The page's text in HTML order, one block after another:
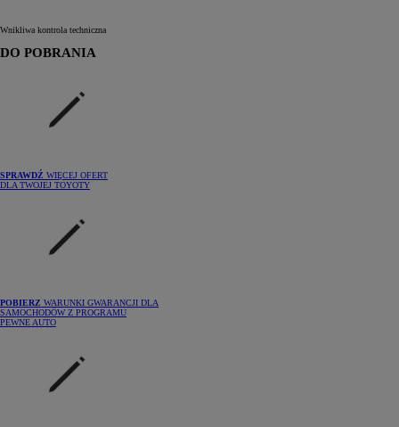
Wnikliwa kontrola techniczna
DO POBRANIA
SPRAWDŹ WIĘCEJ OFERT
DLA TWOJEJ TOYOTY
POBIERZ WARUNKI GWARANCJI DLA
SAMOCHODÓW Z PROGRAMU
PEWNE AUTO